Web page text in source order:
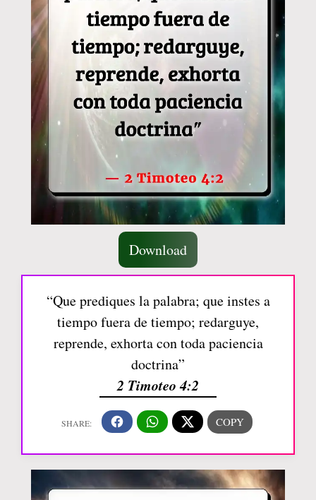
Download
“Que prediques la palabra; que instes a
tiempo fuera de tiempo; redarguye,
reprende, exhorta con toda paciencia
doctrina”
2 Timoteo 4:2